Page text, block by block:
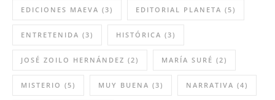
EDICIONES MAEVA (3) EDITORIAL PLANETA (5)
ENTRETENIDA (3) HISTÓRICA (3)
JOSÉ ZOILO HERNÁNDEZ (2) MARÍA SURÉ (2)
MISTERIO (5) MUY BUENA (3) NARRATIVA (4)